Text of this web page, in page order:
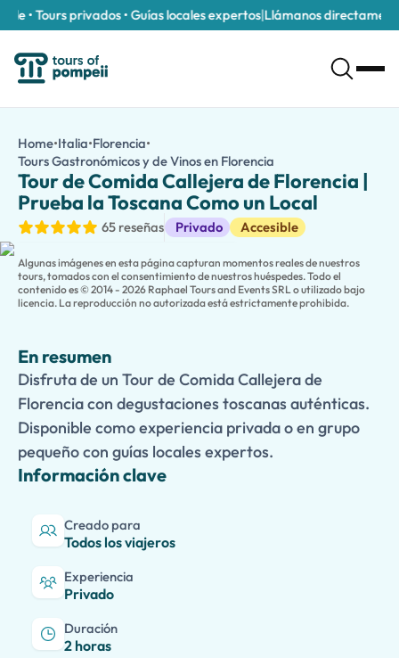
Tours privados • Guías locales expertos|Llámanos directamente al
/es/tours/tour-de-comida-callejera-de-florencia-prueba-la-
Disfruta de un Tour de Comida Callejera de Florencia con
Disfruta de los sabores del corazón de la Toscana en nuestro
Descubre mercados bulliciosos, tiendas de comida de gestión
¿Viajas con niños? Nuestraversión apta para niños
¿Deseas explorar más? Amplía tuTour de Comida Callejera
Home•Italia•Florencia•
Tours Gastronómicos y de Vinos en Florencia
Tour de Comida Callejera de Florencia |
Prueba la Toscana Como un Local
65 reseñas Privado Accesible
Tours Gastronómicos y de Vinos
Algunas imágenes en esta página capturan momentos reales de nuestros
tours, tomados con el consentimiento de nuestros huéspedes. Todo el
contenido es © 2014 - 2026 Raphael Tours and Events SRL o utilizado bajo
licencia. La reproducción no autorizada está estrictamente prohibida.
En resumen
Disfruta de un Tour de Comida Callejera de
Florencia con degustaciones toscanas auténticas.
Disponible como experiencia privada o en grupo
pequeño con guías locales expertos.
Información clave
Creado para
Todos los viajeros
Experiencia
Privado
Duración
2 horas